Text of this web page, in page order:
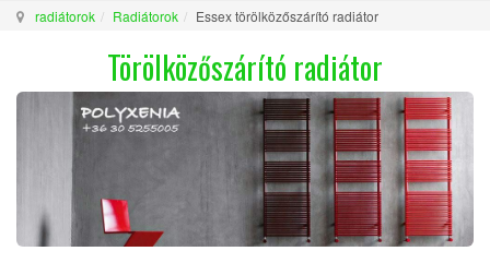
radiátorok Radiátorok Essex törölközőszárító radiátor
Törölközőszárító radiátor